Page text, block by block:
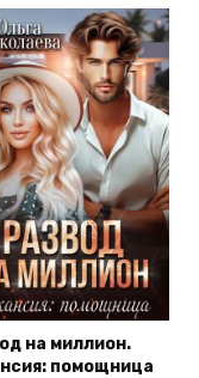
на миллион.
помощница